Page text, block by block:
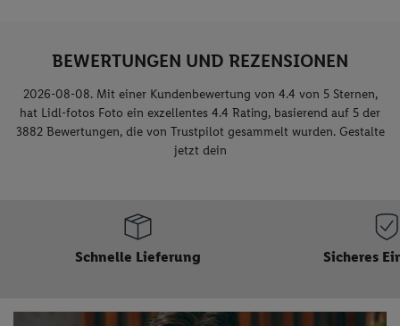
BEWERTUNGEN UND REZENSIONEN
2026-08-08. Mit einer Kundenbewertung von 4.4 von 5 Sternen,
hat Lidl-fotos Foto ein exzellentes 4.4 Rating, basierend auf 5 der
3882Bewertungen, die von Trustpilot gesammelt wurden. Gestalte
jetzt dein
Sicheres Einkaufen